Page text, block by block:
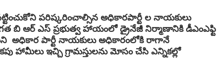
పరిష్కరించాల్సిన అధికారపార్టీ ల నాయకులు
గత బి ఆర్ ఎస్ ప్రభుత్వ హాయంలో డ్రైనేజీ నిర్మాణానికి డీఎంఎఫ్టి
అధికార పార్టీ నాయకులు అధికారంలోకి రాగానే
హామీలు ఇచ్చి గ్రామస్తులను మోసం చేసి ఎన్నికల్లో